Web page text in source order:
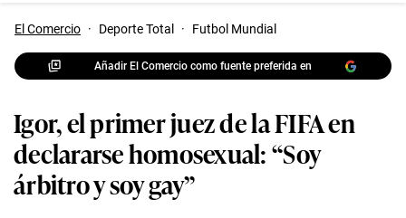
El Comercio · Deporte Total · Futbol Mundial
Añadir El Comercio como fuente preferida en
Igor, el primer juez de la FIFA en
declararse homosexual: “Soy
árbitro y soy gay”